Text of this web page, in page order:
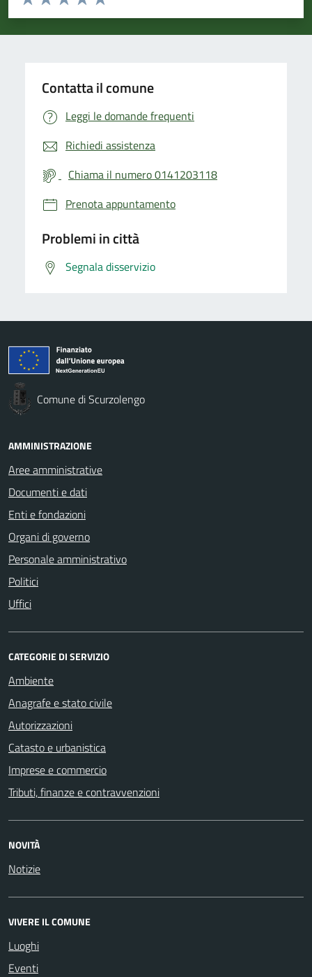
Valuta 5 stelle su 5
Valuta 4 stelle su 5
Valuta 3 stelle su 5
Valuta 2 stelle su 5
Valuta 1 stelle su 5
Contatta il comune
Leggi le domande frequenti
Richiedi assistenza
Chiama il numero 0141203118
Prenota appuntamento
Problemi in città
Segnala disservizio
Comune di Scurzolengo
AMMINISTRAZIONE
Aree amministrative
Documenti e dati
Enti e fondazioni
Organi di governo
Personale amministrativo
Politici
Uffici
CATEGORIE DI SERVIZIO
Ambiente
Anagrafe e stato civile
Autorizzazioni
Catasto e urbanistica
Imprese e commercio
Tributi, finanze e contravvenzioni
NOVITÀ
Notizie
VIVERE IL COMUNE
Luoghi
Eventi